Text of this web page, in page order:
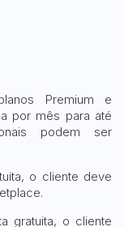
Premium e
por mês para até
podem ser
o cliente deve
gratuita, o cliente